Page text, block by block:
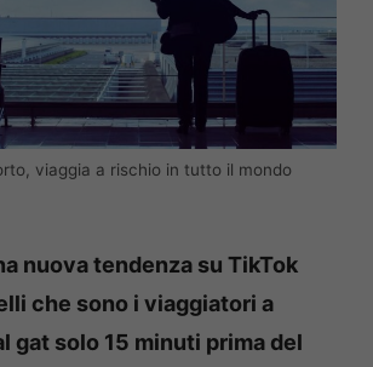
viaggia a rischio in tutto il mondo
nuova tendenza su TikTok
che sono i viaggiatori a
gat solo 15 minuti prima del